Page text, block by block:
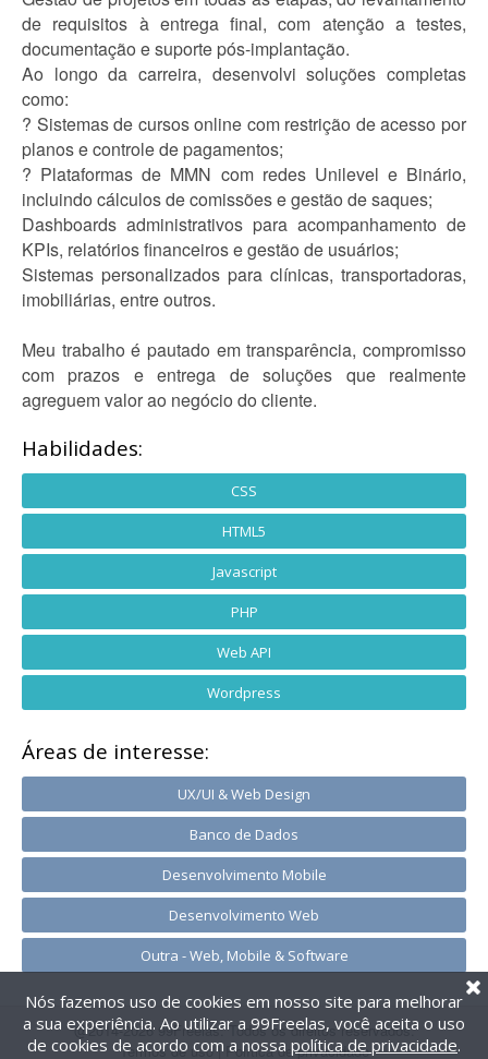
de requisitos à entrega final, com atenção a testes,
documentação e suporte pós-implantação.
Ao longo da carreira, desenvolvi soluções completas
como:
? Sistemas de cursos online com restrição de acesso por
planos e controle de pagamentos;
? Plataformas de MMN com redes Unilevel e Binário,
incluindo cálculos de comissões e gestão de saques;
Dashboards administrativos para acompanhamento de
KPIs, relatórios financeiros e gestão de usuários;
Sistemas personalizados para clínicas, transportadoras,
imobiliárias, entre outros.
Meu trabalho é pautado em transparência, compromisso
com prazos e entrega de soluções que realmente
agreguem valor ao negócio do cliente.
Habilidades:
CSS
HTML5
Javascript
PHP
Web API
Wordpress
Áreas de interesse:
UX/UI & Web Design
Banco de Dados
Desenvolvimento Mobile
Desenvolvimento Web
Outra - Web, Mobile & Software
@2014-2026 99Freelas. Todos os direitos reservados.
Termos de uso| Política de privacidade
Nós fazemos uso de cookies em nosso site para melhorar
a sua experiência. Ao utilizar a 99Freelas, você aceita o uso
de cookies de acordo com a nossa política de privacidade.